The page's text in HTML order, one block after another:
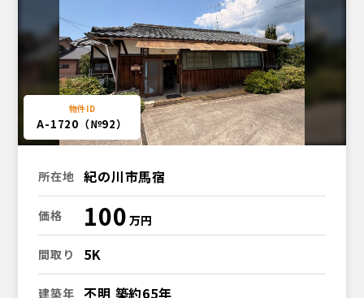
A-1720（№92）
所在地 紀の川市馬宿
価格 100
間取り 5K
建築年 不明 築約65年